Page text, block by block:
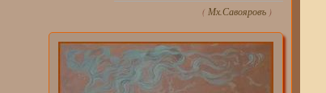
(Мх.Савояровъ )